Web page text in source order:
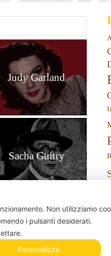
Judy Garland
Sacha Guitry
Groucho Marx
Non utilizziamo
i pulsanti desiderati.
Personalizza